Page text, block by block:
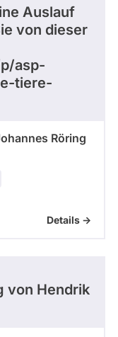
Auslauf
von dieser
asp-
tiere-
Röring
Details ->
von Hendrik